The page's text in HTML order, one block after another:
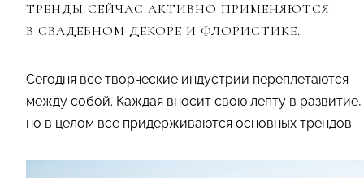
ТРЕНДЫ СЕЙЧАС АКТИВНО ПРИМЕНЯЮТСЯ
В СВАДЕБНОМ ДЕКОРЕ И ФЛОРИСТИКЕ.
Сегодня все творческие индустрии переплетаются
между собой. Каждая вносит свою лепту в развитие,
но в целом все придерживаются основных трендов.